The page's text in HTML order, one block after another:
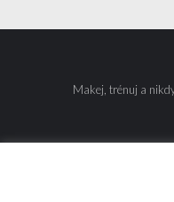
Makej, trénuj a
© 2026